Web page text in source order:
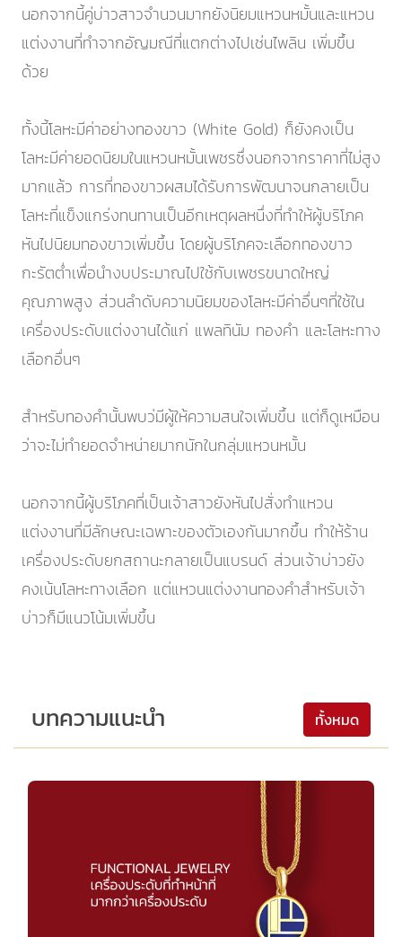
นอกจากนี้คู่บ่าวสาวจํานวนมากยังนิยมแหวนหมั้นและแหวน
แต่งงานที่ทำจากอัญมณีที่แตกต่างไปเช่นไพลิน เพิ่มขึ้น
ด้วย
ทั้งนี้โลหะมีค่าอย่างทองขาว (White Gold) ก็ยังคงเป็น
โลหะมีค่ายอดนิยมในแหวนหมั้นเพชรซึ่งนอกจากราคาที่ไม่สูง
มากแล้ว การที่ทองขาวผสมได้รับการพัฒนาจนกลายเป็น
โลหะที่แข็งแกร่งทนทานเป็นอีกเหตุผลหนึ่งที่ทําให้ผู้บริโภค
หันไปนิยมทองขาวเพิ่มขึ้น โดยผู้บริโภคจะเลือกทองขาว
กะรัตต่ำเพื่อนํางบประมาณไปใช้กับเพชรขนาดใหญ่
คุณภาพสูง ส่วนลําดับความนิยมของโลหะมีค่าอื่นๆที่ใช้ใน
เครื่องประดับแต่งงานได้แก่ แพลทินัม ทองคํา และโลหะทาง
เลือกอื่นๆ
สําหรับทองคํานั้นพบว่มีผู้ให้ความสนใจเพิ่มขึ้น แต่ก็ดูเหมือน
ว่าจะไม่ทำยอดจำหน่ายมากนักในกลุ่มแหวนหมั้น
นอกจากนี้ผู้บริโภคที่เป็นเจ้าสาวยังหันไปสั่งทำแหวน
แต่งงานที่มีลักษณะเฉพาะของตัวเองกันมากขึ้น ทําให้ร้าน
เครื่องประดับยกสถานะกลายเป็นแบรนด์ ส่วนเจ้าบ่าวยัง
คงเน้นโลหะทางเลือก แต่แหวนแต่งงานทองคําสําหรับเจ้า
บ่าวก็มีแนวโน้มเพิ่มขึ้น
บทความแนะนำ ทั้งหมด